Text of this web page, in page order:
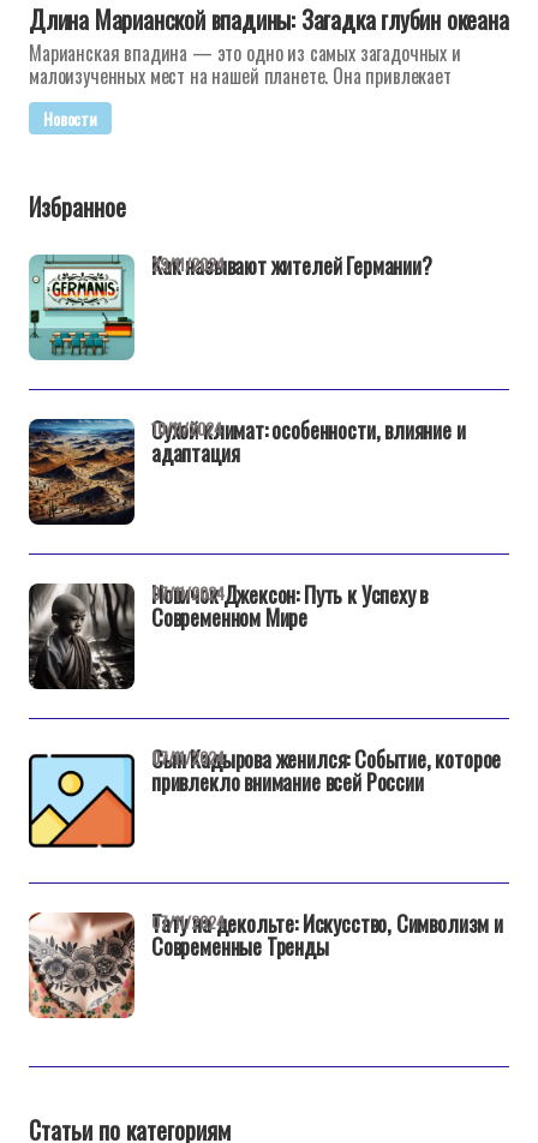
Длина Марианской впадины: Загадка глубин океана
Марианская впадина — это одно из самых загадочных и
малоизученных мест на нашей планете. Она привлекает
Новости
Избранное
Как называют жителей Германии?
29/11/2024
Сухой климат: особенности, влияние и
адаптация
10/11/2024
Новичок Джексон: Путь к Успеху в
Современном Мире
07/11/2024
Сын Кадырова женился: Событие, которое
привлекло внимание всей России
07/11/2024
Тату на декольте: Искусство, Символизм и
Современные Тренды
07/11/2024
Статьи по категориям